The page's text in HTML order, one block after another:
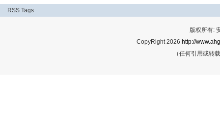
RSS Tags
版权所有:
CopyRight 2026 http://
（任何引用或转